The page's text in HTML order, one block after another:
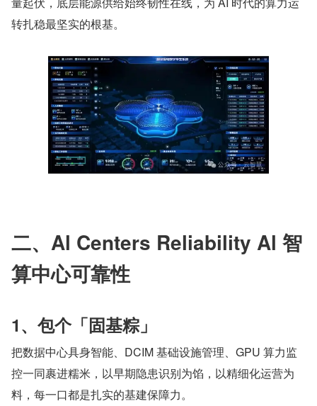
转扎稳最坚实的根基。
二、Al Centers Reliability Al 智
算中心可靠性
1、包个「固基粽」
把数据中心具身智能、DCIM 基础设施管理、GPU 算力监
控一同裹进糯米，以早期隐患识别为馅，以精细化运营为
料，每一口都是扎实的基建保障力。